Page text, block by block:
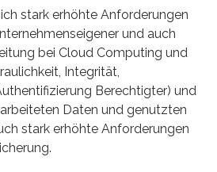
stark erhöhte Anforderungen
und auch
bei Cloud Computing und
Integrität,
Berechtigter) und
Daten und genutzten
stark erhöhte Anforderungen